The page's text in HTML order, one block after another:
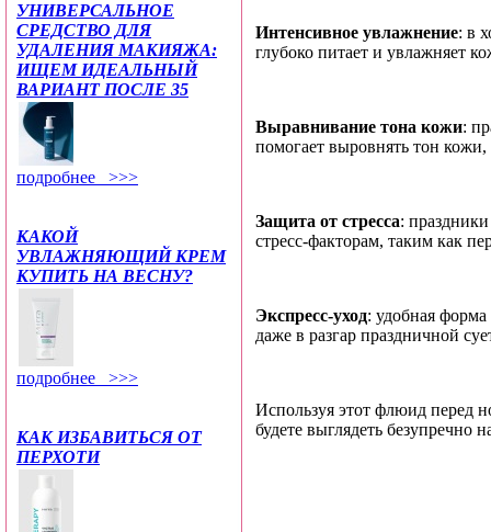
УНИВЕРСАЛЬНОЕ
СРЕДСТВО ДЛЯ
УДАЛЕНИЯ МАКИЯЖА:
ИЩЕМ ИДЕАЛЬНЫЙ
ВАРИАНТ ПОСЛЕ 35
подробнее >>>
КАКОЙ
УВЛАЖНЯЮЩИЙ КРЕМ
КУПИТЬ НА ВЕСНУ?
подробнее >>>
КАК ИЗБАВИТЬСЯ ОТ
ПЕРХОТИ
Интенсивное увлажнение: в
глубоко питает и увлажняет
Выравнивание тона кожи:
помогает выровнять тон
Защита от стресса:
стресс-факторам, таким как
Экспресс-уход: удобная
даже в разгар праздничной
Используя этот флюид перед
будете выглядеть безупречно